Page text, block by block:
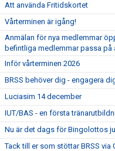
Att använda Fritidskortet
Vårterminen är igång!
Anmälan för nya medlemmar
befintliga medlemmar passa på
Inför vårterminen 2026
BRSS behöver dig - engagera
Luciasim 14 december
IUT/BAS - en första
Nu är det dags för Bingolottos
Tack till er som stöttar BRSS via